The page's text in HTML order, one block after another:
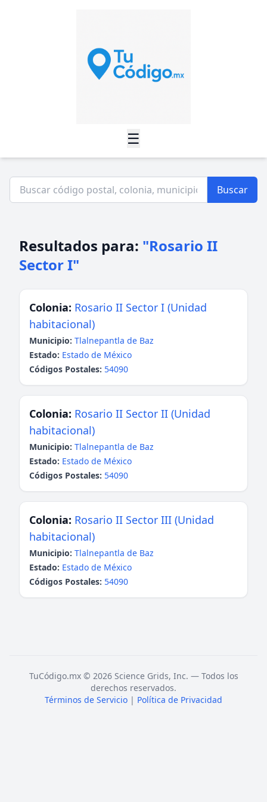
☰
Buscar
Resultados para: "Rosario II
Sector I"
Colonia: Rosario II Sector I (Unidad
habitacional)
Municipio: Tlalnepantla de Baz
Estado: Estado de México
Códigos Postales: 54090
Colonia: Rosario II Sector II (Unidad
habitacional)
Municipio: Tlalnepantla de Baz
Estado: Estado de México
Códigos Postales: 54090
Colonia: Rosario II Sector III (Unidad
habitacional)
Municipio: Tlalnepantla de Baz
Estado: Estado de México
Códigos Postales: 54090
TuCódigo.mx © 2026 Science Grids, Inc. — Todos los
derechos reservados.
Términos de Servicio | Política de Privacidad